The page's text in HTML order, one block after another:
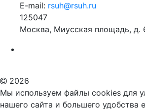
E-mail: rsuh@rsuh.ru
125047
Москва, Миусская площадь, д.
2026
Мы используем файлы cookies для
нашего сайта и большего удобства